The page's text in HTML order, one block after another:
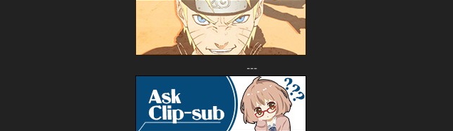
---